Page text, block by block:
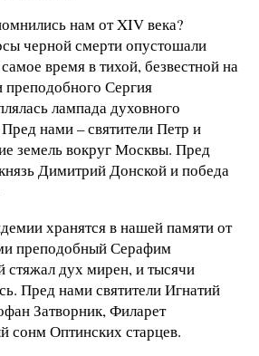
нам от XIV века?
черной смерти опустошали
время в тихой, безвестной на
преподобного Сергия
лампада духовного
нами – святители Петр и
земель вокруг Москвы. Пред
Димитрий Донской и победа
хранятся в нашей памяти от
преподобный Серафим
стяжал дух мирен, и тысячи
Пред нами святители Игнатий
Затворник, Филарет
сонм Оптинских старцев.